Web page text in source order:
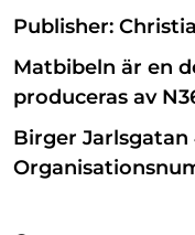
Publisher:
Matbibeln är en
produceras av
Birger Jarlsgatan